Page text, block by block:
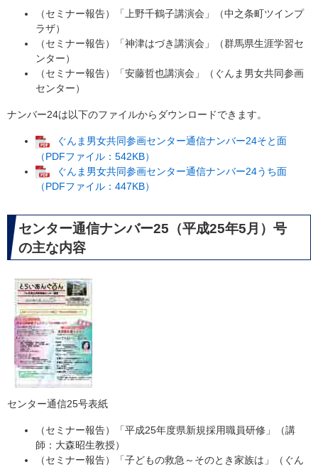
（セミナー報告）「上野千鶴子講演会」（中之条町ツインプ
ラザ）
（セミナー報告）「神津はづき講演会」（群馬県生涯学習セ
ンター）
（セミナー報告）「安藤哲也講演会」（ぐんま男女共同参画
センター）
ナンバー24は以下のファイルからダウンロードできます。
ぐんま男女共同参画センター通信ナンバー24そと面
（PDFファイル：542KB）
ぐんま男女共同参画センター通信ナンバー24うち面
（PDFファイル：447KB）
センター通信ナンバー25（平成25年5月）号
の主な内容
センター通信25号表紙
（セミナー報告）「平成25年度県新規採用職員研修」（講
師：大森昭生教授）
（セミナー報告）「子どもの救急～そのとき家族は」（ぐん